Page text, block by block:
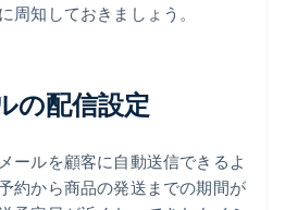
周知しておきましょう。
の配信設定
ールを顧客に自動送信できるよ
約から商品の発送までの期間が